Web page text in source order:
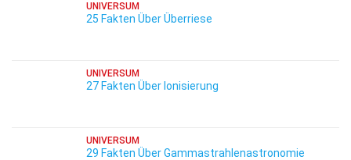
UNIVERSUM
25 Fakten Über Überriese
UNIVERSUM
27 Fakten Über Ionisierung
UNIVERSUM
29 Fakten Über Gammastrahlenastronomie